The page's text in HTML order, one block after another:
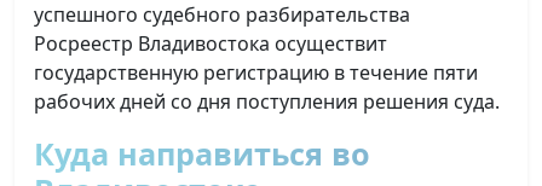
успешного судебного разбирательства
Росреестр Владивостока осуществит
государственную регистрацию в течение пяти
рабочих дней со дня поступления решения суда.
Куда направиться во